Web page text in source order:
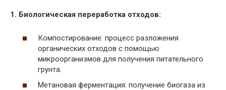
1. Биологическая переработка отходов:
Компостирование: процесс разложения
органических отходов с помощью
микроорганизмов для получения питательного
грунта.
Метановая ферментация: получение биогаза из